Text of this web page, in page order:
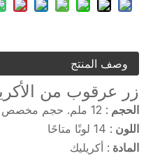
وصف المنتج
زر عرقوب من
الحجم : 12 ملم. حجم مخصص
اللون : 14 لونًا متاحًا
المادة : أكريليك